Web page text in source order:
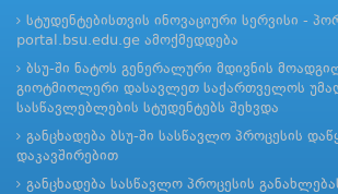
სტუდენტებისთვის ინოვაციური სერვისი -
portal.bsu.edu.ge ამოქმედდება
ბსუ-ში ნატოს გენერალური მდივნის
გიოტმიოლერი დასავლეთ საქართველოს
სასწავლებლების სტუდენტებს შეხვდა
განცხადება ბსუ-ში სასწავლო პროცესის
დაკავშირებით
განცხადება სასწავლო პროცესის